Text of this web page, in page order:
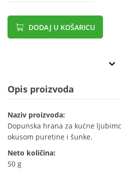
DODAJ U KOŠARICU
Opis proizvoda
Naziv proizvoda:
Dopunska hrana za kućne
okusom puretine i šunke.
Neto količina:
50 g